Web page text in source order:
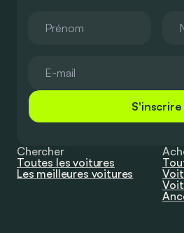
S'inscrire
Chercher
Toutes les voitures
Les meilleures voitures